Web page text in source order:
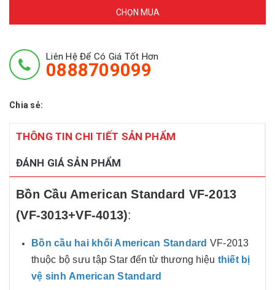
CHỌN MUA
Liên Hệ Để Có Giá Tốt Hơn
0888709099
Chia sẻ:
THÔNG TIN CHI TIẾT SẢN PHẨM
ĐÁNH GIÁ SẢN PHẨM
Bồn Cầu American Standard VF-2013
(VF-3013+VF-4013):
Bồn cầu hai khối American Standard VF-2013
thuộc bộ sưu tập Star đến từ thương hiệu thiết bị
vệ sinh American Standard